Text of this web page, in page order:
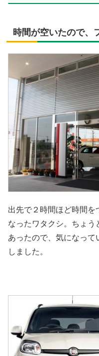
時間が空いたので、
出先で２時間ほど時間を
なったワタクシ。ちょ
あったので、気になって
しました。